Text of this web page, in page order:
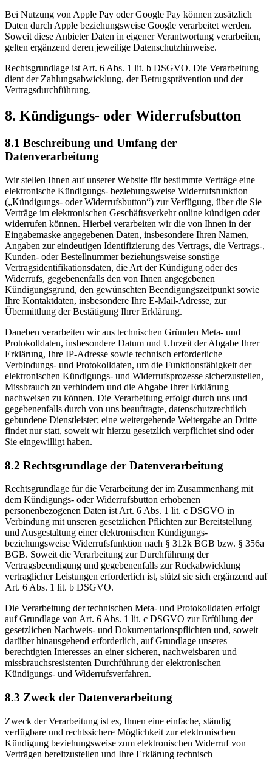
Bei Nutzung von Apple Pay oder Google Pay können zusätzlich
Daten durch Apple beziehungsweise Google verarbeitet werden.
Soweit diese Anbieter Daten in eigener Verantwortung verarbeiten,
gelten ergänzend deren jeweilige Datenschutzhinweise.
Rechtsgrundlage ist Art. 6 Abs. 1 lit. b DSGVO. Die Verarbeitung
dient der Zahlungsabwicklung, der Betrugsprävention und der
Vertragsdurchführung.
8. Kündigungs- oder Widerrufsbutton
8.1 Beschreibung und Umfang der
Datenverarbeitung
Wir stellen Ihnen auf unserer Website für bestimmte Verträge eine
elektronische Kündigungs- beziehungsweise Widerrufsfunktion
(„Kündigungs- oder Widerrufsbutton“) zur Verfügung, über die Sie
Verträge im elektronischen Geschäftsverkehr online kündigen oder
widerrufen können. Hierbei verarbeiten wir die von Ihnen in der
Eingabemaske angegebenen Daten, insbesondere Ihren Namen,
Angaben zur eindeutigen Identifizierung des Vertrags, die Vertrags-,
Kunden- oder Bestellnummer beziehungsweise sonstige
Vertragsidentifikationsdaten, die Art der Kündigung oder des
Widerrufs, gegebenenfalls den von Ihnen angegebenen
Kündigungsgrund, den gewünschten Beendigungszeitpunkt sowie
Ihre Kontaktdaten, insbesondere Ihre E-Mail-Adresse, zur
Übermittlung der Bestätigung Ihrer Erklärung.
Daneben verarbeiten wir aus technischen Gründen Meta- und
Protokolldaten, insbesondere Datum und Uhrzeit der Abgabe Ihrer
Erklärung, Ihre IP-Adresse sowie technisch erforderliche
Verbindungs- und Protokolldaten, um die Funktionsfähigkeit der
elektronischen Kündigungs- und Widerrufsprozesse sicherzustellen,
Missbrauch zu verhindern und die Abgabe Ihrer Erklärung
nachweisen zu können. Die Verarbeitung erfolgt durch uns und
gegebenenfalls durch von uns beauftragte, datenschutzrechtlich
gebundene Dienstleister; eine weitergehende Weitergabe an Dritte
findet nur statt, soweit wir hierzu gesetzlich verpflichtet sind oder
Sie eingewilligt haben.
8.2 Rechtsgrundlage der Datenverarbeitung
Rechtsgrundlage für die Verarbeitung der im Zusammenhang mit
dem Kündigungs- oder Widerrufsbutton erhobenen
personenbezogenen Daten ist Art. 6 Abs. 1 lit. c DSGVO in
Verbindung mit unseren gesetzlichen Pflichten zur Bereitstellung
und Ausgestaltung einer elektronischen Kündigungs-
beziehungsweise Widerrufsfunktion nach § 312k BGB bzw. § 356a
BGB. Soweit die Verarbeitung zur Durchführung der
Vertragsbeendigung und gegebenenfalls zur Rückabwicklung
vertraglicher Leistungen erforderlich ist, stützt sie sich ergänzend auf
Art. 6 Abs. 1 lit. b DSGVO.
Die Verarbeitung der technischen Meta- und Protokolldaten erfolgt
auf Grundlage von Art. 6 Abs. 1 lit. c DSGVO zur Erfüllung der
gesetzlichen Nachweis- und Dokumentationspflichten und, soweit
darüber hinausgehend erforderlich, auf Grundlage unseres
berechtigten Interesses an einer sicheren, nachweisbaren und
missbrauchsresistenten Durchführung der elektronischen
Kündigungs- und Widerrufsverfahren.
8.3 Zweck der Datenverarbeitung
Zweck der Verarbeitung ist es, Ihnen eine einfache, ständig
verfügbare und rechtssichere Möglichkeit zur elektronischen
Kündigung beziehungsweise zum elektronischen Widerruf von
Verträgen bereitzustellen und Ihre Erklärung technisch